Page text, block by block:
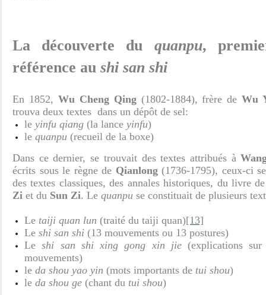
La découverte du quanpu,
référence au shi san shi
En 1852, Wu Cheng Qing(1802-1884), frère deWu
trouva deux textes dans un dépôt de sel:
le yinfu qiang (la lance yinfu)
le quanpu (recueil de la boxe)
Dans ce dernier, se trouvait des textes attribués à
écrits sous le règne de Qianlong(1736-1795), ceux-ci
des textes classiques, des annales historiques, du livre
Zi et du Sun Zi. Le quanpu se constituait de plusieurs
Le taiji quan lun (traité du taiji quan)[13]
Le shi san shi (13 mouvements ou 13 postures)
Leshi san shi xing gong xin jie(explications sur
mouvements)
le da shou yao yin (mots importants de tui shou)
le da shou ge (chant du tui shou)